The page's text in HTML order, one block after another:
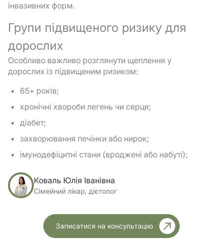
інвазивних форм.
Групи підвищеного ризику для
дорослих
Особливо важливо розглянути щеплення у
дорослих із підвищеним ризиком:
65+ років;
хронічні хвороби легень чи серця;
діабет;
захворювання печінки або нирок;
імунодефіцитні стани (вроджені або набуті);
після спленектомії (видалення селезінки);
онкопацієнти;
особи з частими пневмоніями в анамнезі.
Коваль Юлія Іванівна
Сімейний лікар, дієтолог
Записатися на консультацію